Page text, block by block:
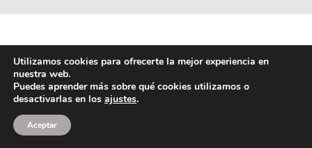
e
b
o
o
k
t
a
g
r
a
t
u
b
e
t
e
r
e
Utilizamos cookies para ofrecerte la mejor experiencia en
nuestra web.
Puedes aprender más sobre qué cookies utilizamos o
desactivarlas en los ajustes.
Aceptar